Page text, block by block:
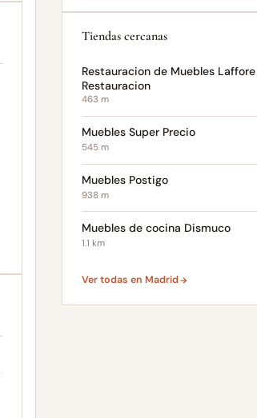
Tiendas cercanas
Restauracion de Muebles Laffore
Restauracion
463 m
Muebles Super Precio
545 m
Muebles Postigo
938 m
Muebles de cocina Dismuco
1.1 km
Ver todas en Madrid